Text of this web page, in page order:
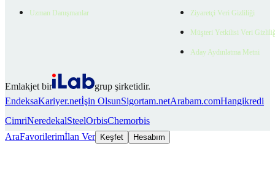
Uzman Danışmanlar Ziyaretçi Veri Gizliliği
Müşteri Yetkilisi Veri
Aday Aydınlatma Metni
Emlakjet bir
grup şirketidir.
EndeksaKariyer.netİşin OlsunSigortam.netArabam.comHangikredi
CimriNeredekalSteelOrbisChemorbis
AraFavorilerimİlan Ver Keşfet Hesabım